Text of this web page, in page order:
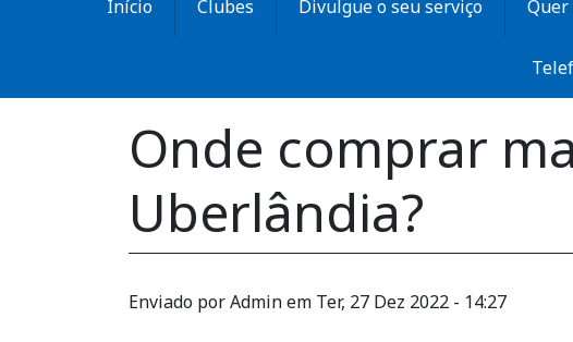
Início Clubes Divulgue o seu serviço
Onde comprar
Uberlândia?
Enviado porAdminem Ter, 27 Dez 2022 - 14:27